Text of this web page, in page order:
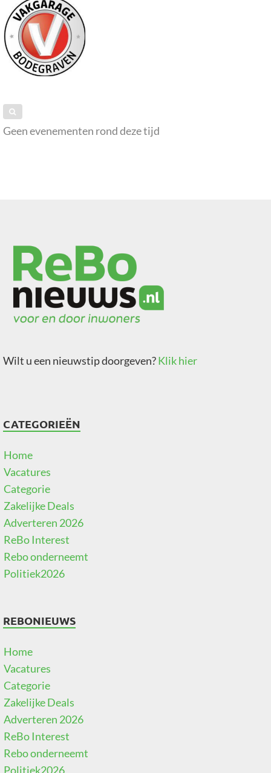
Geen evenementen rond deze tijd
Wilt u een nieuwstip doorgeven?Klik hier
CATEGORIEËN
Home
Vacatures
Categorie
Zakelijke Deals
Adverteren 2026
ReBo Interest
Rebo onderneemt
Politiek2026
REBONIEUWS
Home
Vacatures
Categorie
Zakelijke Deals
Adverteren 2026
ReBo Interest
Rebo onderneemt
Politiek2026